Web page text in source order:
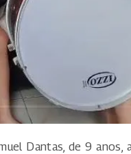
Dantas, de 9